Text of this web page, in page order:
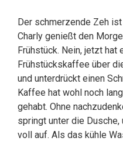
Der schmerzende Zeh
Charly genießt den
Frühstück. Nein, jetzt hat
Frühstückskaffee über
und unterdrückt einen
Kaffee hat wohl noch
gehabt. Ohne
springt unter die Dusche,
voll auf. Als das kühle